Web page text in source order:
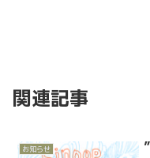
関連記事
お知らせ